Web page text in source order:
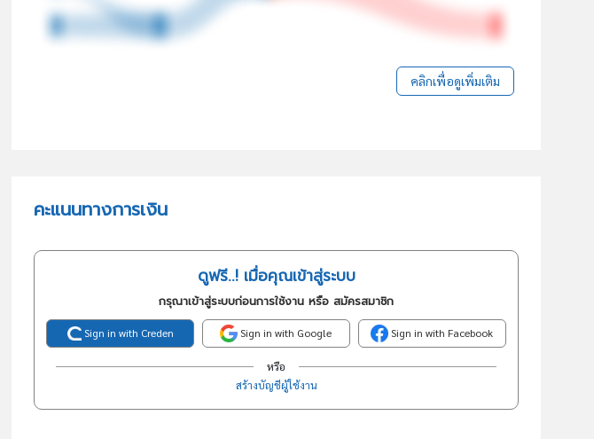
คลิกเพื่อดูเพิ่มเติม
คะแนนทางการเงิน
ดูฟรี..! เมื่อคุณเข้าสู่ระบบ
กรุณาเข้าสู่ระบบก่อนการใช้งาน หรือ สมัครสมาชิก
Sign in with Creden Sign in with Google Sign in with Facebook
หรือ
สร้างบัญชีผู้ใช้งาน